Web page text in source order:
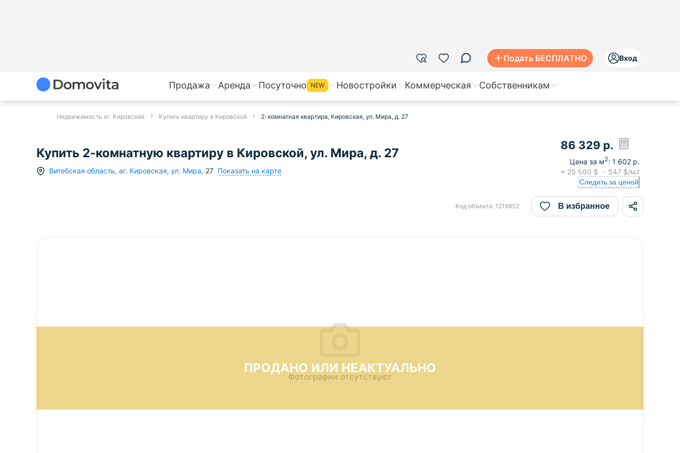
Подать БЕСПЛАТНО Вход
Продажа Аренда Посуточно NEW Новостройки Коммерческая Собственникам
Недвижимость аг. Кировская Купить квартиру в Кировской 2-комнатная квартира, Кировская, ул. Мира, д. 27
Купить 2-комнатную квартиру в Кировской, ул. Мира, д. 27
Витебская область, аг. Кировская, ул. Мира, 27 Показать на карте
86 329 р.
Цена за м2: 1 602 р.
≈ 29 500 $ 547 $/м2
Следить за ценой
Код объекта: 1216852 В избранное
ПРОДАНО ИЛИ НЕАКТУАЛЬНО
Фотографии отсутствуют